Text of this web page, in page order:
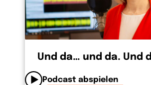
Und da… und da. Und
Podcast abspielen